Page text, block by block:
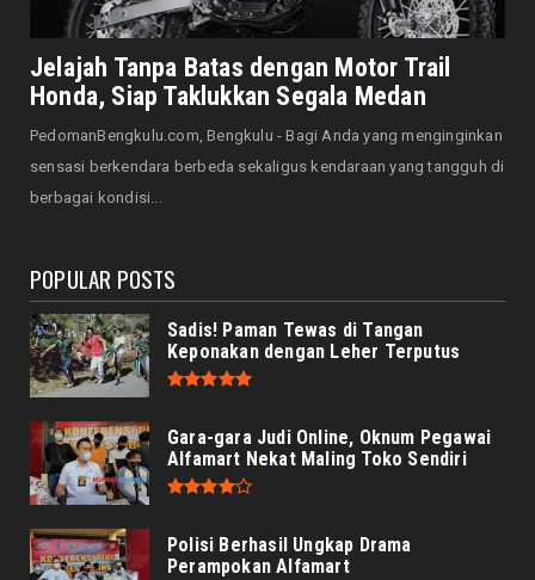
JELAJAH
Saat Amal Masjid Keliru, Nasib Negeri
Mengharu-biru
August 07, 2026
Honda CUV e: Motor Listrik Canggih, Penuh
Jelajah Tanpa Batas dengan Motor Trail
Honda, Siap Taklukkan Segala Medan
PedomanBengkulu.com, Bengkulu - Bagi Anda yang menginginkan
sensasi berkendara berbeda sekaligus kendaraan yang tangguh di
berbagai kondisi...
POPULAR POSTS
Sadis! Paman Tewas di Tangan
Keponakan dengan Leher Terputus
Gara-gara Judi Online, Oknum Pegawai
Alfamart Nekat Maling Toko Sendiri
Polisi Berhasil Ungkap Drama
Perampokan Alfamart